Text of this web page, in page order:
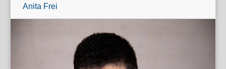
Anita Frei